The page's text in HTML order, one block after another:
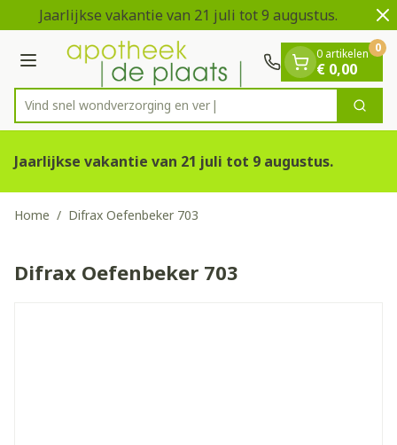
Ga naar de inhoud
1 van 2
Jaarlijkse vakantie van 21 juli tot 9 augustus.
Menu
Product, merk, categorie...
Vind snel wondverzorgin Zoek
0 artikelen
€ 0,00
0
Jaarlijkse vakantie van 21 juli tot 9 augustus.
Home / Difrax Oefenbeker 703
Difrax Oefenbeker 703